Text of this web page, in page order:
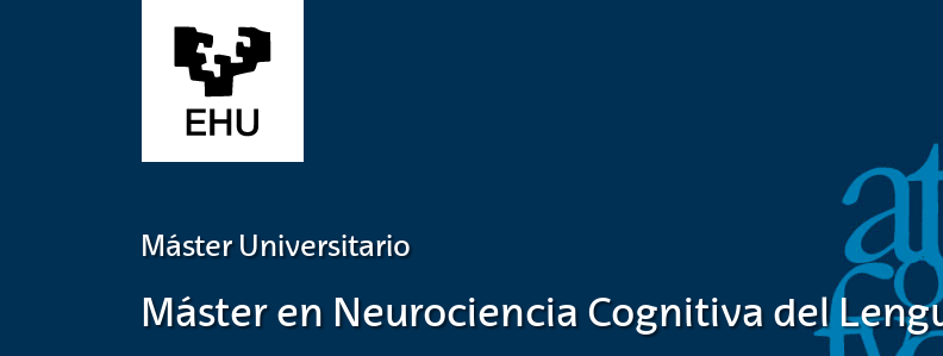
Máster Universitario
Máster en Neurociencia Cognitiva del